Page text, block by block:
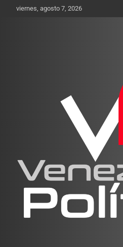
viernes, agosto 7, 2026